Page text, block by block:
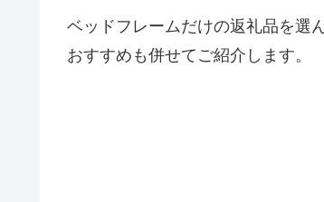
ベッドフレームだけの返礼品を選
おすすめも併せてご紹介します。